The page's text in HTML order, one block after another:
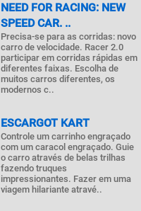
NEED FOR RACING: NEW
SPEED CAR. ..
Precisa-se para as corridas: novo
carro de velocidade. Racer 2.0
participar em corridas rápidas em
diferentes faixas. Escolha de
muitos carros diferentes, os
modernos c..
ESCARGOT KART
Controle um carrinho engraçado
com um caracol engraçado. Guie
o carro através de belas trilhas
fazendo truques
impressionantes. Fazer em uma
viagem hilariante atravé..